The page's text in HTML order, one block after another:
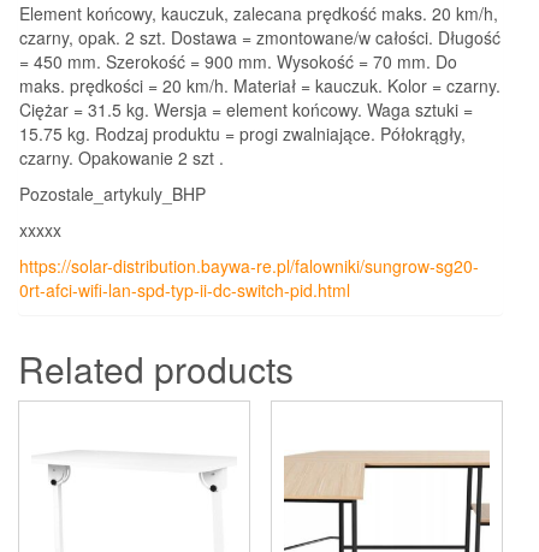
Element końcowy, kauczuk, zalecana prędkość maks. 20 km/h,
czarny, opak. 2 szt. Dostawa = zmontowane/w całości. Długość
= 450 mm. Szerokość = 900 mm. Wysokość = 70 mm. Do
maks. prędkości = 20 km/h. Materiał = kauczuk. Kolor = czarny.
Ciężar = 31.5 kg. Wersja = element końcowy. Waga sztuki =
15.75 kg. Rodzaj produktu = progi zwalniające. Półokrągły,
czarny. Opakowanie 2 szt .
Pozostale_artykuly_BHP
xxxxx
https://solar-distribution.baywa-re.pl/falowniki/sungrow-sg20-
0rt-afci-wifi-lan-spd-typ-ii-dc-switch-pid.html
Related products